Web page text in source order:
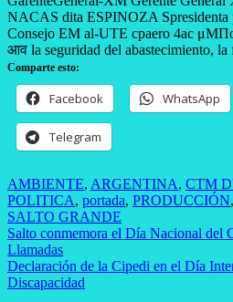
Comparte esto:
Facebook WhatsApp
Telegram
AMBIENTE, ARGENTINA, CTM
POLITICA, portada, PRODUCCIÓN,
SALTO GRANDE
Navegación
de
entradas
Salto conmemora el Día Nacional del
Llamadas
Declaración de la Cipedi en el Día
Discapacidad